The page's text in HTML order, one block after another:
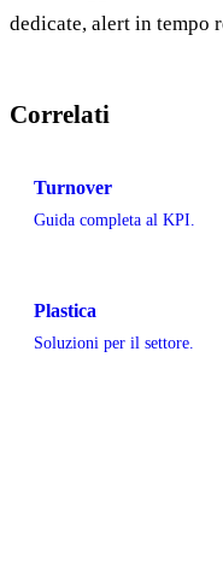
dedicate, alert in tempo
Correlati
Turnover
Guida completa al KPI.
Plastica
Soluzioni per il settore.